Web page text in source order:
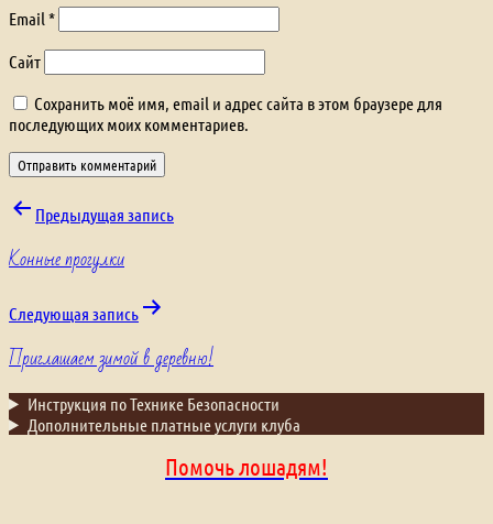
Email *
Сайт
Сохранить моё имя, email и адрес сайта в этом браузере для
последующих моих комментариев.
Навигация
по
записям
Предыдущая запись
Конные прогулки
Следующая запись
Приглашаем зимой в деревню!
Инструкция по Технике Безопасности
Дополнительные платные услуги клуба
Помочь лошадям!